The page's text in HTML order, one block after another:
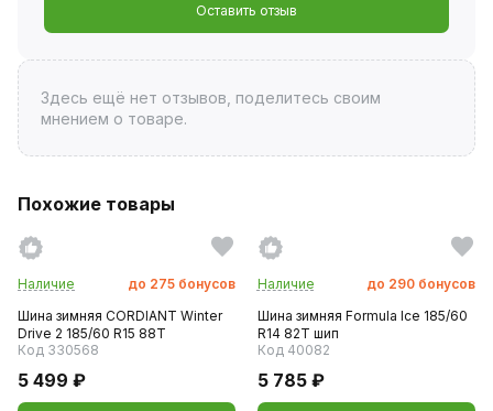
Оставить отзыв
Здесь ещё нет отзывов, поделитесь своим
мнением о товаре.
Похожие товары
Наличие до 275 бонусов
Шина зимняя CORDIANT Winter
Drive 2 185/60 R15 88T
Код 330568
5 499 ₽
Наличие до 290 бонусов
Шина зимняя Formula Ice 185/60
R14 82T шип
Код 40082
5 785 ₽